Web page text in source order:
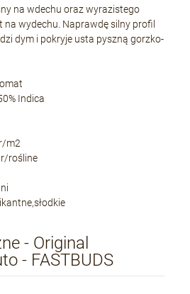
na wdechu oraz wyrazistego
wydechu. Naprawdę silny profil
dym i pokryje usta pyszną gorzko-
Indica
m2
rośline
- Original
- FASTBUDS